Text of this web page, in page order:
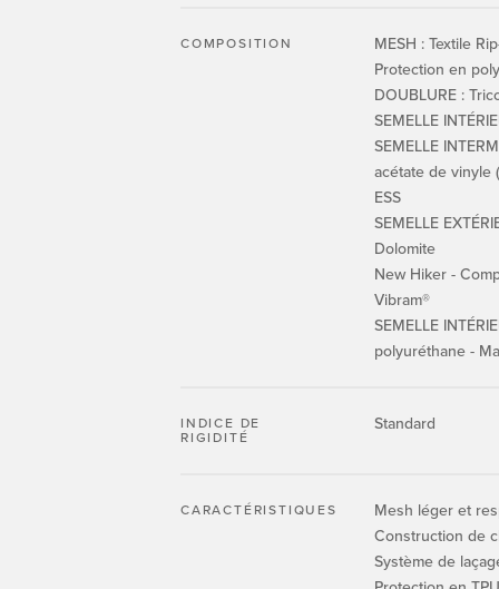
COMPOSITION
MESH : Textile
Protection en
DOUBLURE :
SEMELLE
SEMELLE
acétate de vinyle
ESS
SEMELLE
Dolomite
New Hiker -
Vibram®
SEMELLE
polyuréthane -
INDICE DE
RIGIDITÉ
Standard
CARACTÉRISTIQUES
Mesh léger et
Construction de
Système de